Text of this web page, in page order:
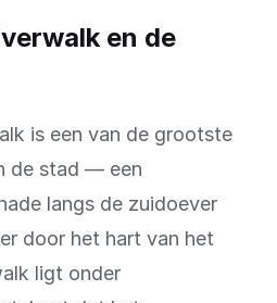
en de
is een van de grootste
de stad — een
langs de zuidoever
door het hart van het
ligt onder